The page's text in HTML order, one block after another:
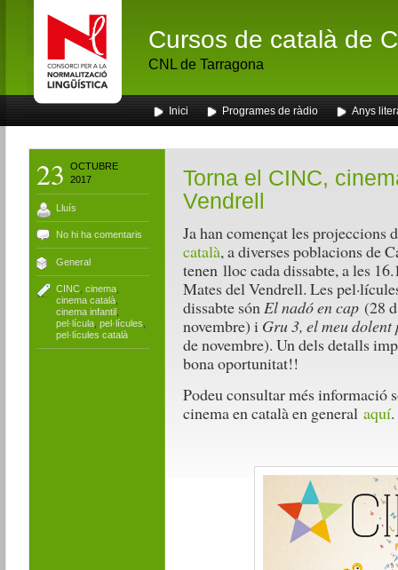
Cursos de català de
CNL de Tarragona
Inici Programes de ràdio Anys
23
OCTUBRE
2017
Lluís
No hi ha comentaris
General
CINC, cinema,
cinema català,
cinema infantil,
pel·lícula, pel·lícules
pel·lícules català
Torna el CINC,
Vendrell
Ja han començat les projeccions
català, a diverses poblacions de
tenen lloc cada dissabte, a les
Mates del Vendrell. Les
dissabte sónEl nadó en cap(28
novembre) i Gru 3, el meu dolent
de novembre). Un dels detalls
bona oportunitat!!
Podeu consultar més informació
cinema en català en general aquí.